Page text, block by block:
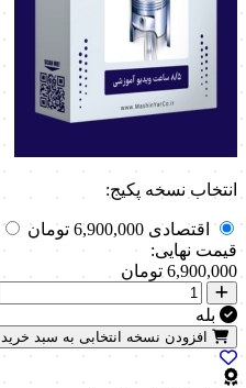
انتخاب نسخه پکیج:
اقتصادی 6,900,000 تومان
قیمت نهایی:
6,900,000 تومان
بله
افزودن نسخه انتخابی به سبد خرید